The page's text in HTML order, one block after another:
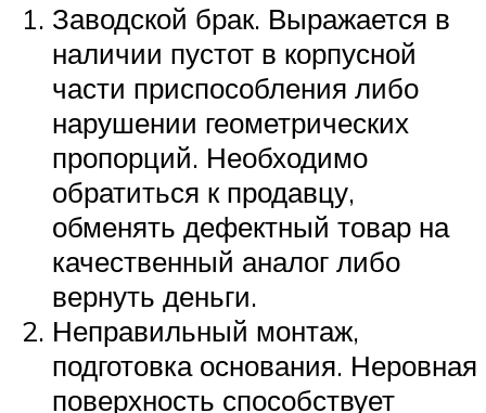
Заводской брак. Выражается в
наличии пустот в корпусной
части приспособления либо
нарушении геометрических
пропорций. Необходимо
обратиться к продавцу,
обменять дефектный товар на
качественный аналог либо
вернуть деньги.
Неправильный монтаж,
подготовка основания. Неровная
поверхность способствует